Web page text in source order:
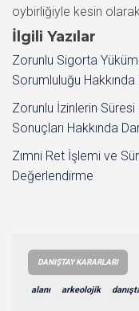
oybirliğiyle kesin
İlgili Yazılar
Zorunlu Sigorta
Sorumluluğu Hakkında
Zorunlu İzinlerin Süresi
Sonuçları Hakkında
Zımni Ret İşlemi ve
Değerlendirme
DANIŞTAY KARARLARI
alanı arkeolojik